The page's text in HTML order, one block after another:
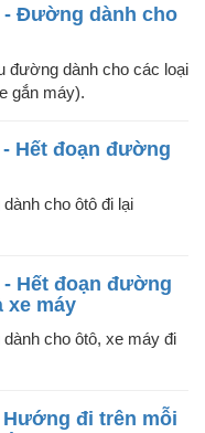
- Đường dành cho
đường dành cho các loại
gắn máy).
- Hết đoạn đường
cho ôtô đi lại
- Hết đoạn đường
xe máy
cho ôtô, xe máy đi
Hướng đi trên mỗi